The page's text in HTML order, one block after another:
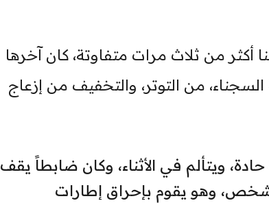
أكثر من ثلاث مرات متفاوتة، كان آخرها
من التوتر، والتخفيف من إزعاج
ويتألم في الأثناء، وكان ضابطاً يقف
وهو يقوم بإحراق إطارات